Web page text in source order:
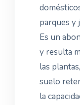
parques y
Es un
y resulta
las
suelo
la